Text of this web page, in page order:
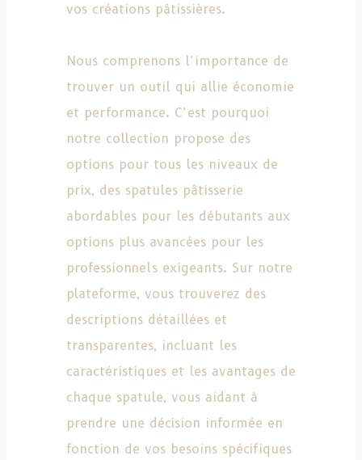
vos créations pâtissières.
Nous comprenons l’importance de
trouver un outil qui allie économie
et performance. C’est pourquoi
notre collection propose des
options pour tous les niveaux de
prix, des spatules pâtisserie
abordables pour les débutants aux
options plus avancées pour les
professionnels exigeants. Sur notre
plateforme, vous trouverez des
descriptions détaillées et
transparentes, incluant les
caractéristiques et les avantages de
chaque spatule, vous aidant à
prendre une décision informée en
fonction de vos besoins spécifiques